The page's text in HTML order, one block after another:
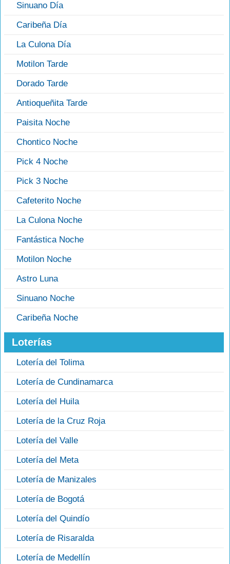
Sinuano Día
Caribeña Día
La Culona Día
Motilon Tarde
Dorado Tarde
Antioqueñita Tarde
Paisita Noche
Chontico Noche
Pick 4 Noche
Pick 3 Noche
Cafeterito Noche
La Culona Noche
Fantástica Noche
Motilon Noche
Astro Luna
Sinuano Noche
Caribeña Noche
Loterías
Lotería del Tolima
Lotería de Cundinamarca
Lotería del Huila
Lotería de la Cruz Roja
Lotería del Valle
Lotería del Meta
Lotería de Manizales
Lotería de Bogotá
Lotería del Quindío
Lotería de Risaralda
Lotería de Medellín